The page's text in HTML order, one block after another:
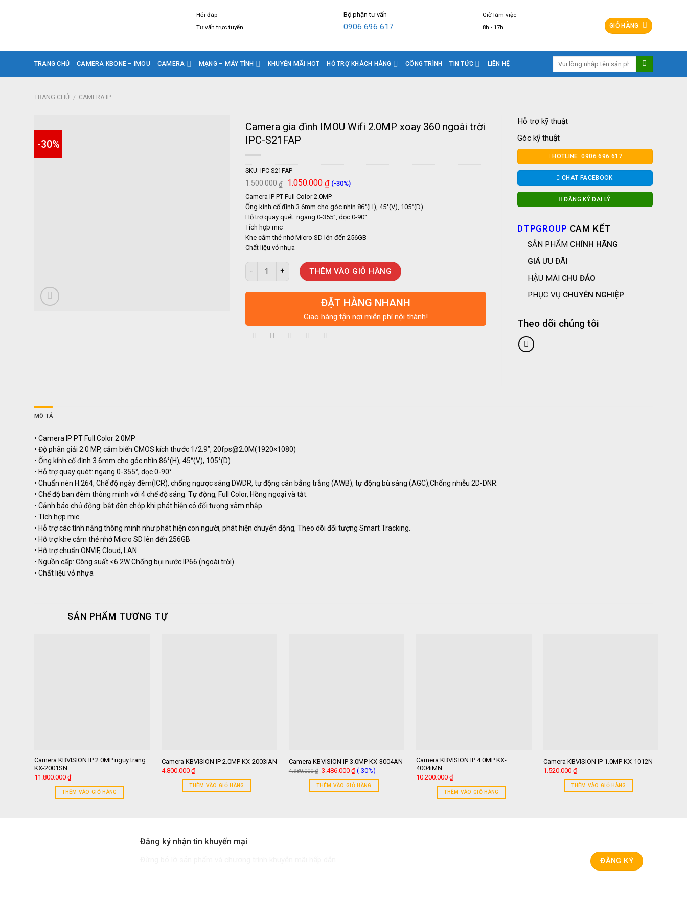
Hỏi đáp
Tư vấn trực tuyến
Bộ phận tư vấn
0906 696 617
Giờ làm việc
8h - 17h
GIỎ HÀNG
TRANG CHỦ CAMERA KBONE – IMOU CAMERA MẠNG – MÁY TÍNH KHUYẾN MÃI HOT HỖ TRỢ KHÁCH HÀNG CÔNG TRÌNH TIN TỨC LIÊN HỆ
TRANG CHỦ / CAMERA IP
-30%
Camera gia đình IMOU Wifi 2.0MP xoay 360 ngoài trời
IPC-S21FAP
SKU:IPC-S21FAP
1.500.000₫
Giá
là:
1.500.000 ₫.
1.050.000 ₫Giá
hiện
tại
là:
1.050.000 ₫.
(-30%)
Camera IP PT Full Color 2.0MP
Ống kính cố định 3.6mm cho góc nhìn 86°(H), 45°(V), 105°(D)
Hỗ trợ quay quét: ngang 0-355°, dọc 0-90°
Tích hợp mic
Khe cắm thẻ nhớ Micro SD lên đến 256GB
Chất liệu vỏ nhựa
Camera gia đình IMOU Wifi 2.0MP xoay 360 ngoài trời IPC-S21FAP số lượng
THÊM VÀO GIỎ HÀNG
ĐẶT HÀNG NHANH
Giao hàng tận nơi miễn phí nội thành!
Hỗ trợ kỹ thuật
Góc kỹ thuật
HOTLINE: 0906 696 617
CHAT FACEBOOK
ĐĂNG KÝ ĐẠI LÝ
DTPGROUP CAM KẾT
SẢN PHẨM CHÍNH HÃNG
GIÁƯU ĐÃI
HẬU MÃI CHU ĐÁO
PHỤC VỤ CHUYÊN NGHIỆP
Theo dõi chúng tôi
MÔ TẢ
• Camera IP PT Full Color 2.0MP
• Độ phân giải 2.0 MP, cảm biến CMOS kích thước 1/2.9”, 20fps@2.0M(1920×1080)
• Ống kính cố định 3.6mm cho góc nhìn 86°(H), 45°(V), 105°(D)
• Hỗ trợ quay quét: ngang 0-355°, dọc 0-90°
• Chuẩn nén H.264, Chế độ ngày đêm(ICR), chống ngược sáng DWDR, tự động cân bằng trắng (AWB), tự động bù sáng (AGC),Chống nhiễu 2D-DNR.
• Chế độ ban đêm thông minh với 4 chế độ sáng: Tự động, Full Color, Hồng ngoại và tắt.
• Cảnh báo chủ động: bật đèn chớp khi phát hiện có đối tượng xâm nhập.
• Tích hợp mic
• Hỗ trợ các tính năng thông minh như phát hiện con người, phát hiện chuyển động, Theo dõi đối tượng Smart Tracking.
• Hỗ trợ khe cắm thẻ nhớ Micro SD lên đến 256GB
• Hỗ trợ chuẩn ONVIF, Cloud, LAN
• Nguồn cấp: Công suất <6.2W Chống bụi nước IP66 (ngoài trời)
• Chất liệu vỏ nhựa
SẢN PHẨM TƯƠNG TỰ
Camera KBVISION IP 2.0MP ngụy trang
KX-2001SN
11.800.000 ₫
THÊM VÀO GIỎ HÀNG
Camera KBVISION IP 2.0MP KX-2003iAN
4.800.000 ₫
THÊM VÀO GIỎ HÀNG
Camera KBVISION IP 3.0MP KX-3004AN
4.980.000₫ Giá
là:
4.980.000 ₫.
3.486.000 ₫Giá
hiện
tại
là:
3.486.000 ₫.
(-30%)
THÊM VÀO GIỎ HÀNG
Camera KBVISION IP 4.0MP KX-
4004iMN
10.200.000 ₫
THÊM VÀO GIỎ HÀNG
Camera KBVISION IP 1.0MP KX-1012N
1.520.000 ₫
THÊM VÀO GIỎ HÀNG
Đăng ký nhận tin khuyến mại